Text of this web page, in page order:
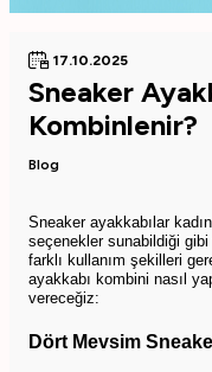
17.10.2025
Sneaker
Kombinlenir?
Blog
Sneaker ayakkabılar
seçenekler sunabildiği
farklı kullanım şekilleri
ayakkabı kombini nasıl
vereceğiz:
Dört Mevsim